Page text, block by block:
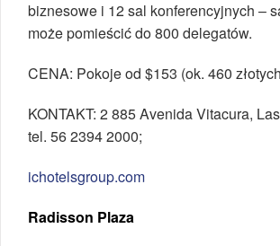
biznesowe i 12 sal konferencyjnych –
może pomieścić do 800 delegatów.
CENA: Pokoje od $153 (ok. 460
KONTAKT: 2 885 Avenida Vitacura,
tel. 56 2394 2000;
ichotelsgroup.com
Radisson Plaza